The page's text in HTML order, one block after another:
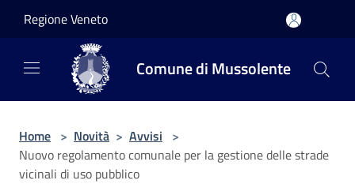
Regione Veneto
Comune di Mussolente
Home > Novità > Avvisi >
Nuovo regolamento comunale per la gestione delle strade
vicinali di uso pubblico